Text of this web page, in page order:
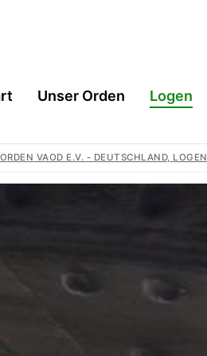
Unser Orden Logen
Gemeinschaft
Logen
VAOD E.V. - DEUTSCHLAND, LOGEN